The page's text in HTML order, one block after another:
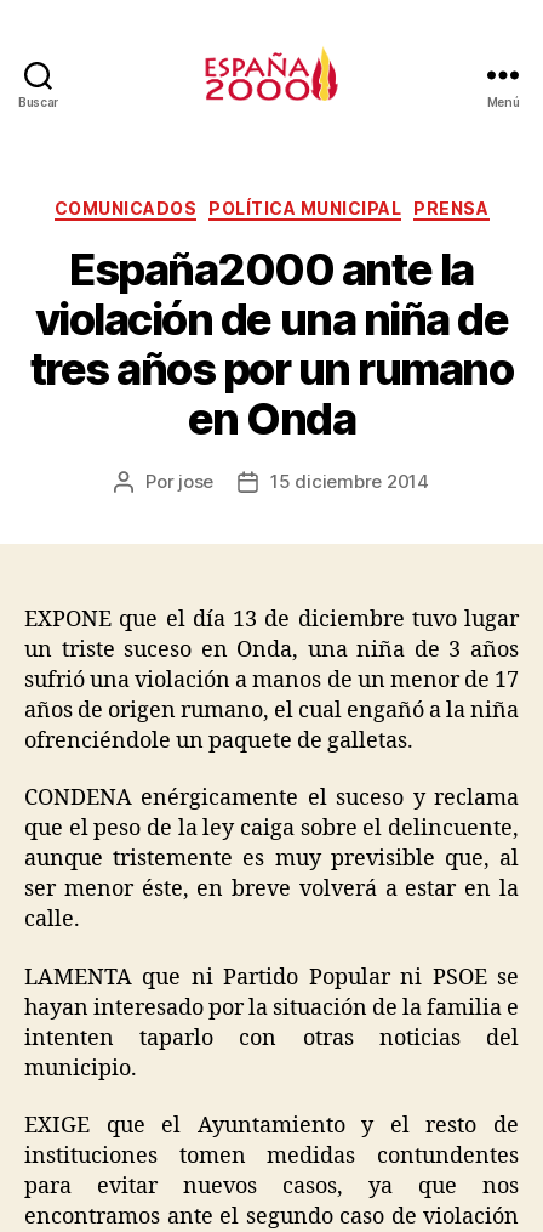
Buscar Menú
COMUNICADOS POLÍTICA MUNICIPAL PRENSA
España2000 ante la
violación de una niña de
tres años por un rumano
en Onda
Por jose 15 diciembre 2014
EXPONE que el día 13 de diciembre tuvo lugar
un triste suceso en Onda, una niña de 3 años
sufrió una violación a manos de un menor de 17
años de origen rumano, el cual engañó a la niña
ofrenciéndole un paquete de galletas.
CONDENA enérgicamente el suceso y reclama
que el peso de la ley caiga sobre el delincuente,
aunque tristemente es muy previsible que, al
ser menor éste, en breve volverá a estar en la
calle.
LAMENTA que ni Partido Popular ni PSOE se
hayan interesado por la situación de la familia e
intenten taparlo con otras noticias del
municipio.
EXIGE que el Ayuntamiento y el resto de
instituciones tomen medidas contundentes
para evitar nuevos casos, ya que nos
encontramos ante el segundo caso de violación